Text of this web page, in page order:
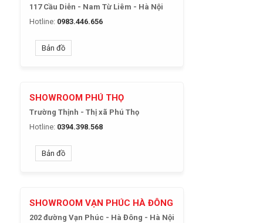
117 Cầu Diễn - Nam Từ Liêm - Hà Nội
Hotline: 0983.446.656
Bản đồ
SHOWROOM PHÚ THỌ
Trường Thịnh - Thị xã Phú Thọ
Hotline: 0394.398.568
Bản đồ
SHOWROOM VẠN PHÚC HÀ ĐÔNG
202 đường Vạn Phúc - Hà Đông - Hà Nội